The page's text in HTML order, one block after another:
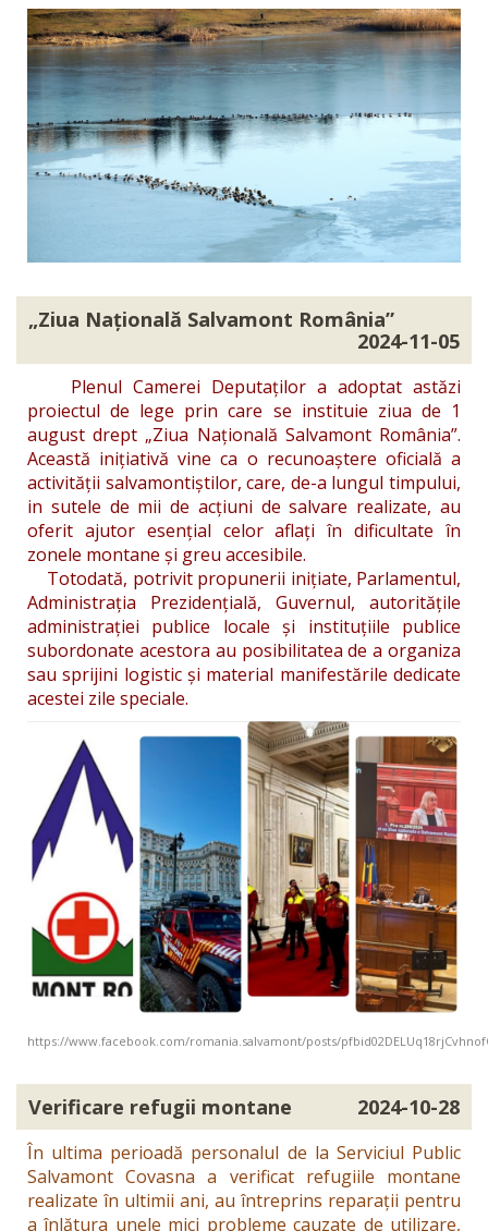
„Ziua Națională Salvamont România”
2024-11-05
Plenul Camerei Deputaților a adoptat astăzi
proiectul de lege prin care se instituie ziua de 1
august drept „Ziua Națională Salvamont România”.
Această inițiativă vine ca o recunoaștere oficială a
activității salvamontiștilor, care, de-a lungul timpului,
in sutele de mii de acțiuni de salvare realizate, au
oferit ajutor esențial celor aflați în dificultate în
zonele montane și greu accesibile.
Totodată, potrivit propunerii inițiate, Parlamentul,
Administrația Prezidențială, Guvernul, autoritățile
administrației publice locale și instituțiile publice
subordonate acestora au posibilitatea de a organiza
sau sprijini logistic și material manifestările dedicate
acestei zile speciale.
https://www.facebook.com/romania.salvamont/posts/
Verificare refugii montane 2024-10-28
În ultima perioadă personalul de la Serviciul Public
Salvamont Covasna a verificat refugiile montane
realizate în ultimii ani, au întreprins reparații pentru
a înlătura unele mici probleme cauzate de utilizare,